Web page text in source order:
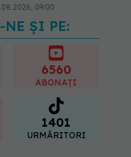
09:00
1.000 de zile ar
decide sănătatea
pentru întreaga
12:00
NE ȘI PE:
6560
ABONAȚI
1401
URMĂRITORI